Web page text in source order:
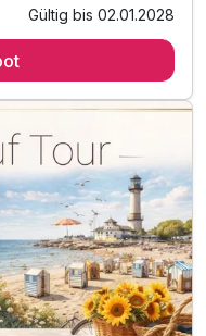
p.P. ab196,00 €
Zimmer
Gültig bis 02.01.2028